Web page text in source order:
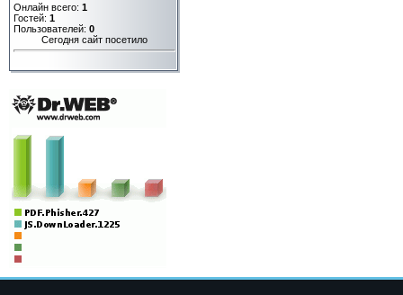
Онлайн всего: 1
Гостей: 1
Пользователей: 0
Сегодня сайт посетило